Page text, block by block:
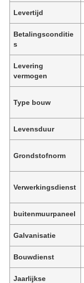
Levertijd
Betalingsconditie
s
Levering
vermogen
Type bouw
Levensduur
Grondstofnorm
Verwerkingsdienst
buitenmuurpaneel
Galvanisatie
Bouwdienst
Jaarlijkse